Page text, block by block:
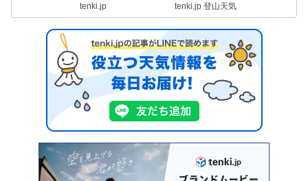
tenki.jp tenki.jp 登山天気